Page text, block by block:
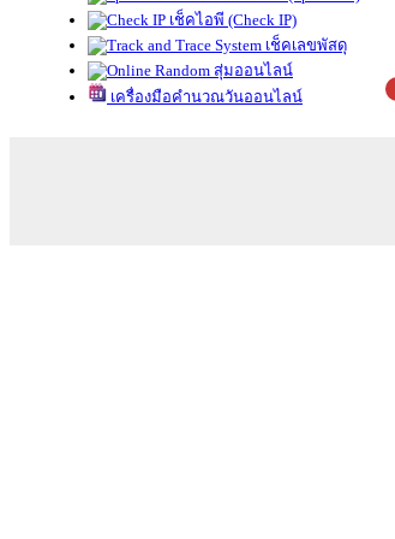
เช็คไอพี (Check IP)
เช็คเลขพัสดุ
สุ่มออนไลน์
เครื่องมือคำนวณวันออนไลน์